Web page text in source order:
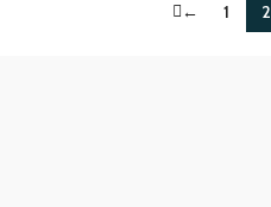
← 1 2